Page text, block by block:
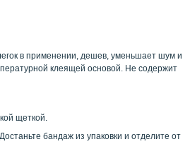
в применении, дешев, уменьшает шум и
клеящей основой. Не содержит
щеткой.
бандаж из упаковки и отделите от